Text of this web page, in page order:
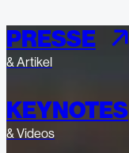
PRESSE
& Artikel
KEYNOTES
& Videos